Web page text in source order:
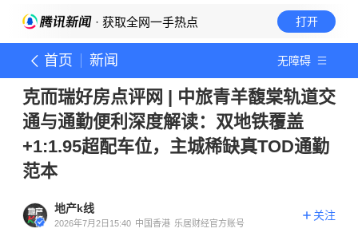
· 获取全网一手热点 打开
首页 新闻 无障碍
克而瑞好房点评网 | 中旅青羊馥棠轨道交
通与通勤便利深度解读：双地铁覆盖
+1:1.95超配车位，主城稀缺真TOD通勤
范本
地产k线
2026年7月2日15:40 中国香港 乐居财经官方账号
关注